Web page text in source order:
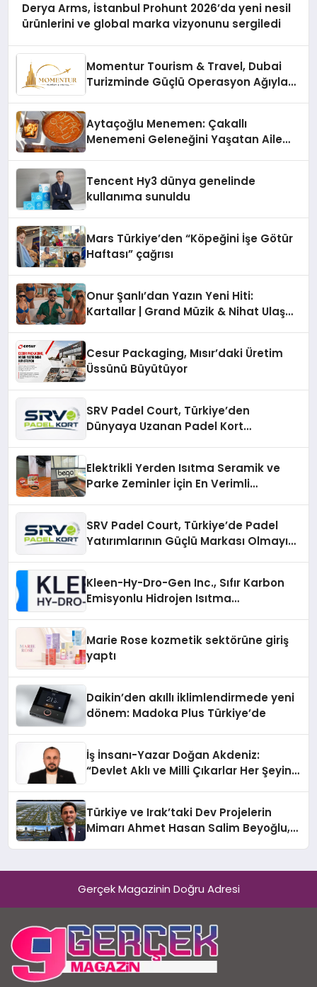
Derya Arms, İstanbul Prohunt 2026’da yeni nesil
ürünlerini ve global marka vizyonunu sergiledi
Momentur Tourism & Travel, Dubai
Turizminde Güçlü Operasyon Ağıyla
Aytaçoğlu Menemen: Çakallı
Menemeni Geleneğini Yaşatan Aile
Tencent Hy3 dünya genelinde
kullanıma sunuldu
Mars Türkiye’den “Köpeğini İşe Götür
Haftası” çağrısı
Onur Şanlı’dan Yazın Yeni Hiti:
Kartallar | Grand Müzik & Nihat Ulaş
Cesur Packaging, Mısır’daki Üretim
Üssünü Büyütüyor
SRV Padel Court, Türkiye’den
Dünyaya Uzanan Padel Kort
Elektrikli Yerden Isıtma Seramik ve
Parke Zeminler İçin En Verimli
SRV Padel Court, Türkiye’de Padel
Yatırımlarının Güçlü Markası Olmayı
Kleen-Hy-Dro-Gen Inc., Sıfır Karbon
Emisyonlu Hidrojen Isıtma
Marie Rose kozmetik sektörüne giriş
yaptı
Daikin’den akıllı iklimlendirmede yeni
dönem: Madoka Plus Türkiye’de
İş İnsanı-Yazar Doğan Akdeniz:
“Devlet Aklı ve Milli Çıkarlar Her Şeyin
Türkiye ve Irak’taki Dev Projelerin
Mimarı Ahmet Hasan Salim Beyoğlu,
Hayata Geçirecek
Gerçek Magazinin Doğru Adresi